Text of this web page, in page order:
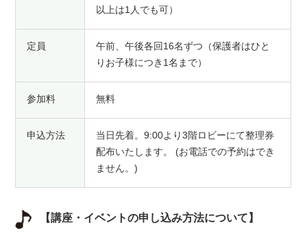
以上は1人でも可）
定員
午前、午後各回16名ずつ（保護者はひと
りお子様につき1名まで）
参加料 無料
申込方法
当日先着。9:00より3階ロビーにて整理券
配布いたします。 (お電話での予約はでき
ません。)
【講座・イベントの申し込み方法について】